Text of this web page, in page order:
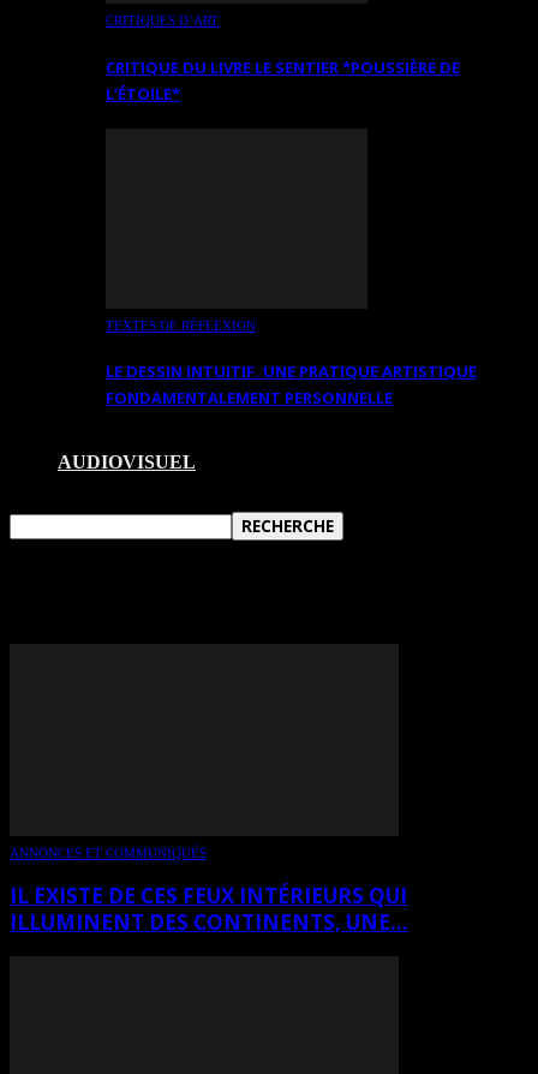
CRITIQUES D’ART
CRITIQUE DU LIVRE LE SENTIER *POUSSIÈRE DE
L’ÉTOILE*
TEXTES DE RÉFLEXION
LE DESSIN INTUITIF. UNE PRATIQUE ARTISTIQUE
FONDAMENTALEMENT PERSONNELLE
AUDIOVISUEL
ANNONCES ET COMMUNIQUÉS
IL EXISTE DE CES FEUX INTÉRIEURS QUI
ILLUMINENT DES CONTINENTS, UNE...